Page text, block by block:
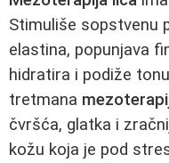
Stimuliše sopstvenu
elastina, popunjava
hidratira i podiže
tretmana
čvršća, glatka i
kožu koja je pod